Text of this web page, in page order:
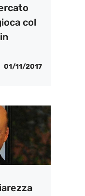
col
01/11/2017